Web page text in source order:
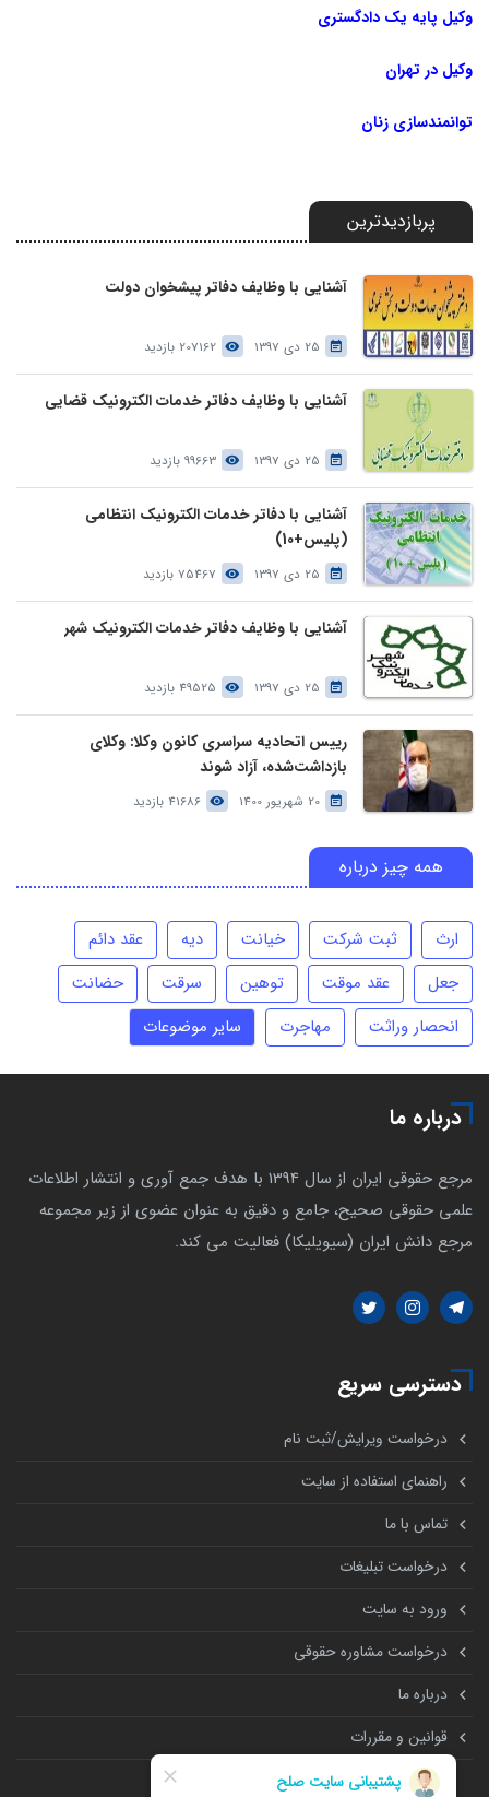
وکیل پایه یک دادگستری
وکیل در تهران
توانمندسازی زنان
پربازدیدترین
آشنایی با وظایف دفاتر پیشخوان دولت
25 دی 1397 207162 بازدید
آشنایی با وظایف دفاتر خدمات الکترونیک قضایی
25 دی 1397 99663 بازدید
آشنایی با دفاتر خدمات الکترونیک انتظامی
(پلیس+10)
25 دی 1397 75467 بازدید
آشنایی با وظایف دفاتر خدمات الکترونیک شهر
25 دی 1397 49525 بازدید
رییس اتحادیه سراسری کانون وکلا: وکلای
بازداشت‌شده، آزاد شوند
20 شهریور 1400 41686 بازدید
همه چیز درباره
ارث ثبت شرکت خیانت دیه
عقد دائم
جعل
عقد موقت توهین سرقت
حضانت
انحصار وراثت
مهاجرت سایر موضوعات
درباره ما
مرجع حقوقی ایران از سال 1394 با هدف جمع آوری و انتشار اطلاعات
علمی حقوقی صحیح، جامع و دقیق به عنوان عضوی از زیر مجموعه
مرجع دانش ایران (سیویلیکا) فعالیت می کند.
دسترسی سریع
درخواست ویرایش/ثبت نام
راهنمای استفاده از سایت
تماس با ما
درخواست تبلیغات
ورود به سایت
درخواست مشاوره حقوقی
درباره ما
قوانین و مقررات